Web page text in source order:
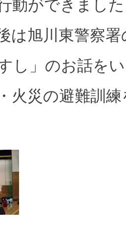
動ができまし
は旭川東警察
し」のお話を
火災の避難訓